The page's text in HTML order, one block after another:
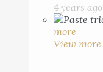
4 years ago
more
View more